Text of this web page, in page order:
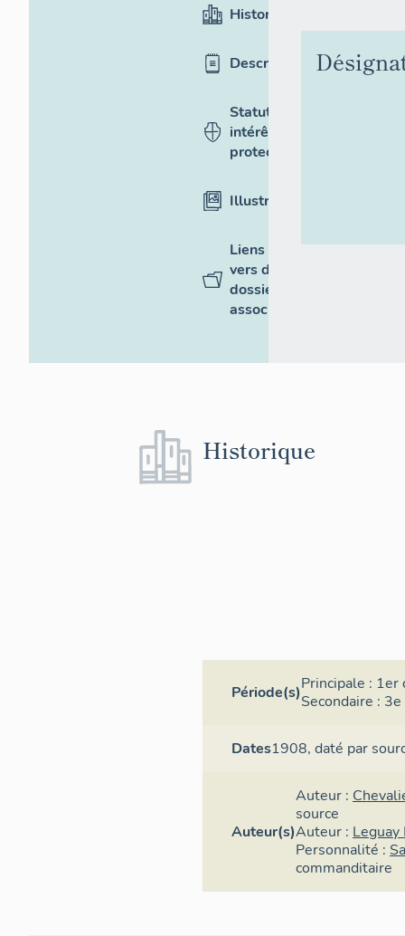
Historique
Description
Statut,
intérêt et
protection
Illustrations
Liens
vers des
dossiers
associés
Historique
Période(s)Principale : 1er
Secondaire :
Dates1908, daté par
Auteur(s)
Auteur :
source
Auteur : Leguay
Personnalité :
commanditaire